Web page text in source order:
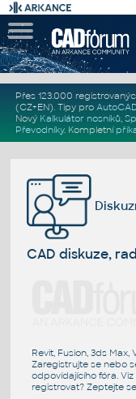
Přes 123.000
(CZ+EN). Tipy pro
Nový Kalkulátor nosníků,
Převodníky. Kompletní
CAD diskuze,
Revit, Fusion, 3ds
Zaregistrujte se nebo
odpovídajícího fóra.
registrovat? Zeptejte